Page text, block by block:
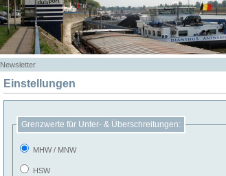
Newsletter
Einstellungen
Grenzwerte für Unter- & Überschreitungen:
MHW / MNW
HSW